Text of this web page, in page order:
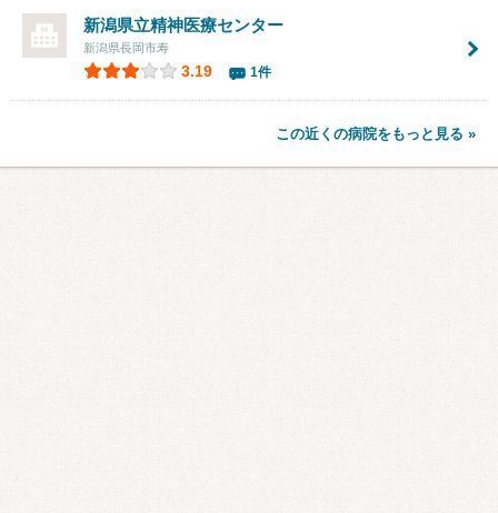
新潟県立精神医療センター
新潟県長岡市寿
3.19 1件
この近くの病院をもっと見る »